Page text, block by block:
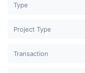
Type
Project Type
Transaction